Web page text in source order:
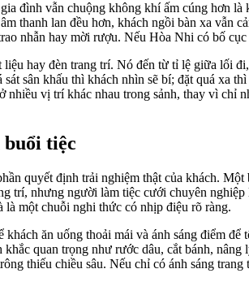
đình vẫn chuộng không khí ấm cúng hơn
thanh lan đều hơn, khách ngồi bàn xa vẫn
nhẫn hay mời rượu. Nếu Hòa Nhi có bố
hay đèn trang trí. Nó đến từ tỉ lệ giữa lối
sân khấu thì khách nhìn sẽ bí; đặt quá
vị trí khác nhau trong sảnh, thay vì
buổi tiệc
quyết định trải nghiệm thật của khách.
trí, nhưng người làm tiệc cưới chuyên
một chuỗi nghi thức có nhịp điệu rõ ràng.
ăn uống thoải mái và ánh sáng điểm
quan trọng như rước dâu, cắt bánh,
thiếu chiều sâu. Nếu chỉ có ánh sáng